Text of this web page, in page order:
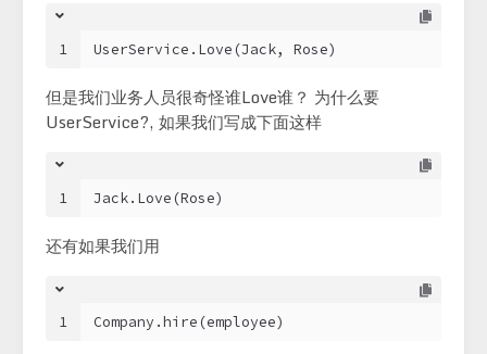
1 UserService.Love(Jack, Rose)
但是我们业务人员很奇怪谁Love谁？ 为什么要
UserService?, 如果我们写成下面这样
1 Jack.Love(Rose)
还有如果我们用
1 Company.hire(employee)